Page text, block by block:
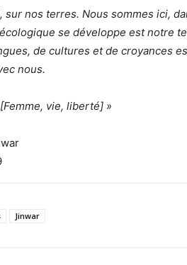
sur nos terres. Nous sommes ici,
se développe est notre
de cultures et de croyances
nous.
vie, liberté] »
Jinwar